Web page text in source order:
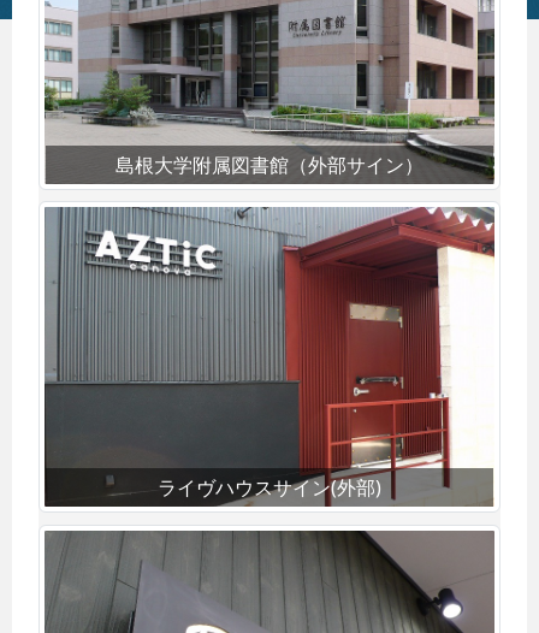
島根大学附属図書館（外部サイン）
ライヴハウスサイン(外部)